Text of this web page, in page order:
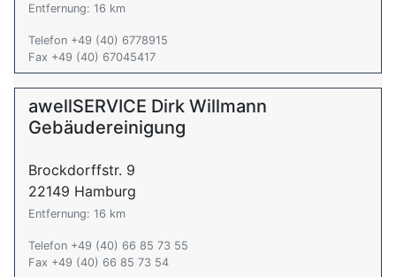
Entfernung: 16 km
Telefon +49 (40) 6778915
Fax +49 (40) 67045417
awellSERVICE Dirk Willmann
Gebäudereinigung
Brockdorffstr. 9
22149 Hamburg
Entfernung: 16 km
Telefon +49 (40) 66 85 73 55
Fax +49 (40) 66 85 73 54